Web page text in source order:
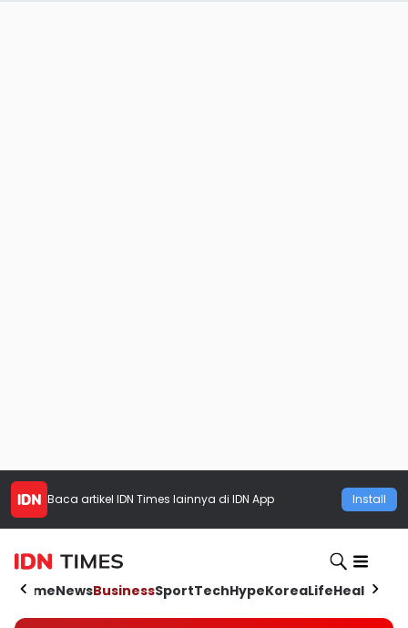
Baca artikel IDN Times lainnya di IDN App Install
HomeNewsBusinessSportTechHypeKoreaLifeHealth